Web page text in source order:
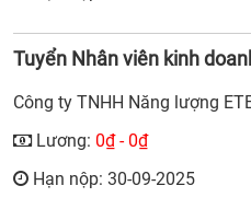
Tuyển Nhân viên kinh
Công ty TNHH Năng lượng
Lương: 0₫ - 0₫
Hạn nộp: 30-09-2025